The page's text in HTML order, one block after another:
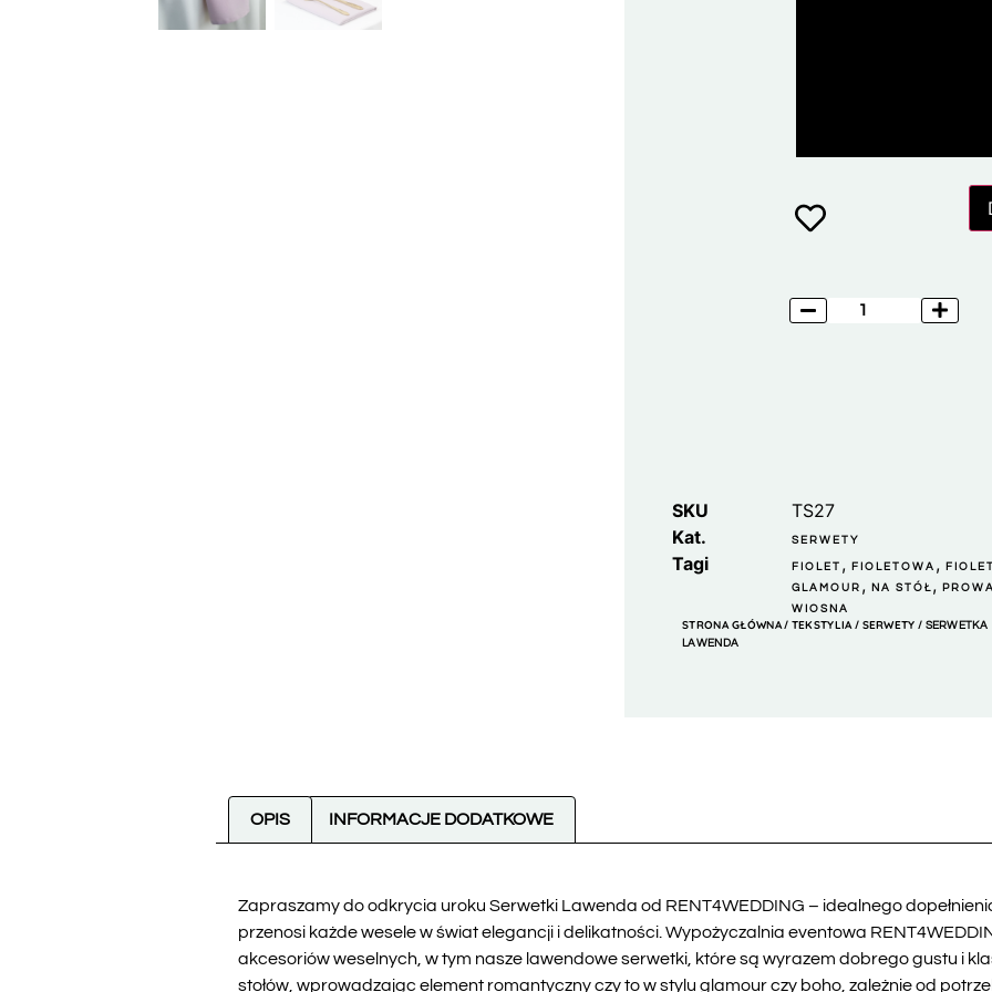
SKU
TS27
Kat.
SERWETY
Tagi FIOLET ,FIOLETOWA ,
GLAMOUR ,NA STÓŁ ,
WIOSNA
STRONA GŁÓWNA/ TEKSTYLIA/ SERWETY / SERWETKA
LAWENDA
OPIS INFORMACJE DODATKOWE
Zapraszamy do odkrycia uroku Serwetki Lawenda od RENT4WEDDING – idealnego
przenosi każde wesele w świat elegancji i delikatności. Wypożyczalnia eventowa
akcesoriów weselnych, w tym nasze lawendowe serwetki, które są wyrazem dobrego gustu i
stołów, wprowadzając element romantyczny czy to w stylu glamour czy boho, zależnie od